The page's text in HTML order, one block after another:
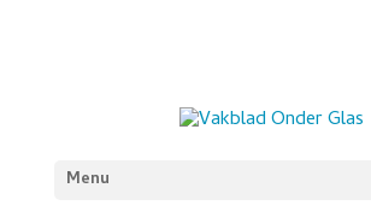
Menu